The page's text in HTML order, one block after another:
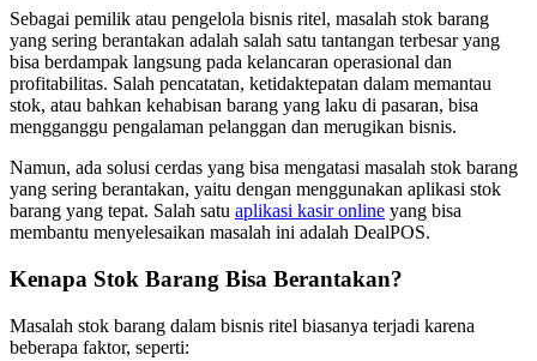
Sebagai pemilik atau pengelola bisnis ritel, masalah stok barang
yang sering berantakan adalah salah satu tantangan terbesar yang
bisa berdampak langsung pada kelancaran operasional dan
profitabilitas. Salah pencatatan, ketidaktepatan dalam memantau
stok, atau bahkan kehabisan barang yang laku di pasaran, bisa
mengganggu pengalaman pelanggan dan merugikan bisnis.
Namun, ada solusi cerdas yang bisa mengatasi masalah stok barang
yang sering berantakan, yaitu dengan menggunakan aplikasi stok
barang yang tepat. Salah satu aplikasi kasir online yang bisa
membantu menyelesaikan masalah ini adalah DealPOS.
Kenapa Stok Barang Bisa Berantakan?
Masalah stok barang dalam bisnis ritel biasanya terjadi karena
beberapa faktor, seperti: